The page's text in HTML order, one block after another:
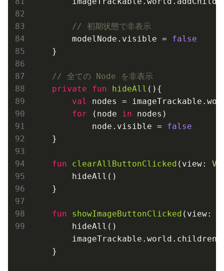
// 初期状態で非表示
        modelNode.visible =
false
    }
// 全ての Node を非表示
private
fun hideAll () {
val
nodes =
for (node in nodes)
            node.visible =
false
    }
fun clearAllButtonClicked (view:
        hideAll()
    }
fun showImageButtonClicked (view:
        hideAll()
        imageTrackable.world.children[
    }